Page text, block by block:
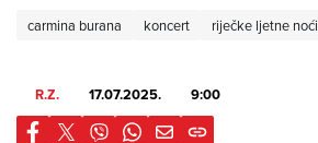
carmina burana koncert riječke ljetne noći
R.Z. 17.07.2025. 9:00